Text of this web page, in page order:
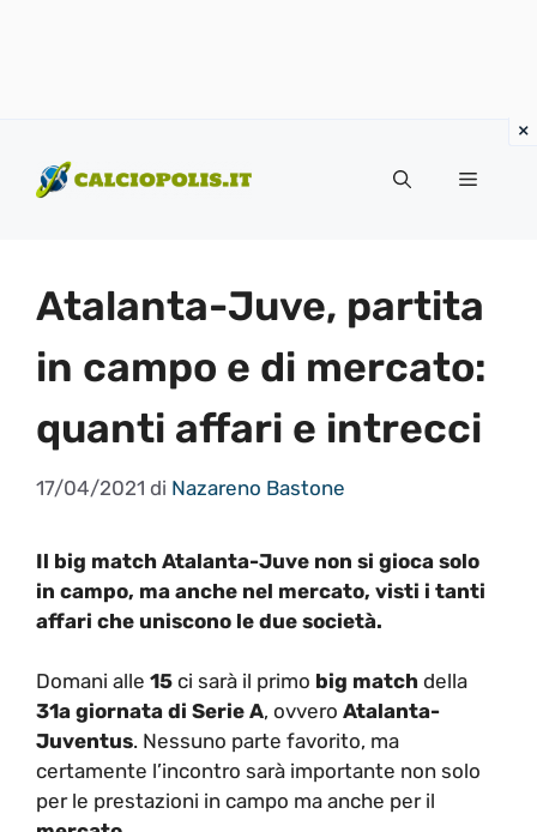
contenuto
Menu
Atalanta-Juve, partita
in campo e di mercato:
quanti affari e intrecci
17/04/2021 di Nazareno Bastone
Il big match Atalanta-Juve non si gioca solo
in campo, ma anche nel mercato, visti i tanti
affari che uniscono le due società.
Domani alle 15 ci sarà il primo big match della
31a giornata di Serie A, ovvero Atalanta-
Juventus. Nessuno parte favorito, ma
certamente l’incontro sarà importante non solo
per le prestazioni in campo ma anche per il